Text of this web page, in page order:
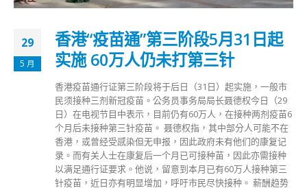
29
5 月
香港“疫苗通”第三阶段5月31日起
实施 60万人仍未打第三针
香港疫苗通行证第三阶段将于后日（31日）起实施，一般市
民须接种三剂新冠疫苗。公务员事务局局长聂德权今日（29
日）在电视节目中表示，目前仍有60万人，在接种两剂疫苗6
个月后未接种第三针疫苗。 聂德权指，其中部分人可能不在
香港，或曾经受感染但无申报，因此政府未有他们的康复记
录。而有关人士在康复后一个月已可接种苗，因此亦需接种
以满足通行证要求。他说，留意到本月已有60万人接种第三
针疫苗，近日亦有明显增加，呼吁市民尽快接种。 薪酬趋势